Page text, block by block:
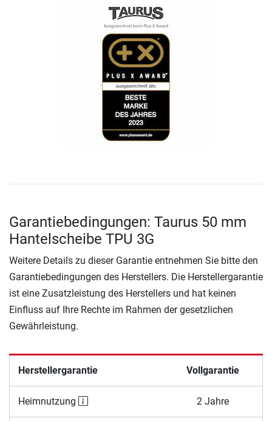
Garantiebedingungen: Taurus 50 mm
Hantelscheibe TPU 3G
Weitere Details zu dieser Garantie entnehmen Sie bitte den
Garantiebedingungen des Herstellers. Die Herstellergarantie
ist eine Zusatzleistung des Herstellers und hat keinen
Einfluss auf Ihre Rechte im Rahmen der gesetzlichen
Gewährleistung.
Herstellergarantie Vollgarantie
Heimnutzung 2 Jahre